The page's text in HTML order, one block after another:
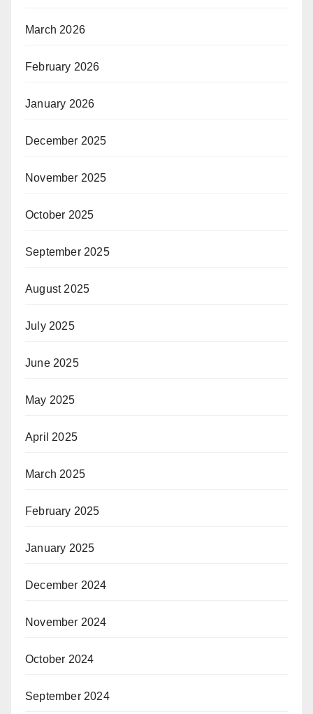
March 2026
February 2026
January 2026
December 2025
November 2025
October 2025
September 2025
August 2025
July 2025
June 2025
May 2025
April 2025
March 2025
February 2025
January 2025
December 2024
November 2024
October 2024
September 2024